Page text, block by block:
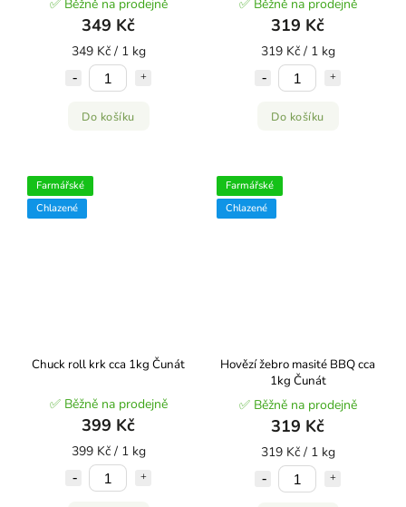
✅ Běžně na prodejně
349 Kč
349 Kč / 1 kg
Do košíku
✅ Běžně na prodejně
319 Kč
319 Kč / 1 kg
Do košíku
Farmářské
Chlazené
Chuck roll krk cca 1kg Čunát
✅ Běžně na prodejně
399 Kč
399 Kč / 1 kg
Farmářské
Chlazené
Hovězí žebro masité BBQ cca
1kg Čunát
✅ Běžně na prodejně
319 Kč
319 Kč / 1 kg